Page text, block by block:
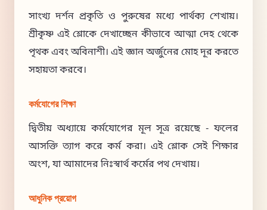
সাংখ্য দর্শন প্রকৃতি ও পুরুষের মধ্যে পার্থক্য শেখায়।
শ্রীকৃষ্ণ এই শ্লোকে দেখাচ্ছেন কীভাবে আত্মা দেহ থেকে
পৃথক এবং অবিনাশী। এই জ্ঞান অর্জুনের মোহ দূর করতে
সহায়তা করবে।
কর্মযোগের শিক্ষা
দ্বিতীয় অধ্যায়ে কর্মযোগের মূল সূত্র রয়েছে - ফলের
আসক্তি ত্যাগ করে কর্ম করা। এই শ্লোক সেই শিক্ষার
অংশ, যা আমাদের নিঃস্বার্থ কর্মের পথ দেখায়।
আধুনিক প্রয়োগ